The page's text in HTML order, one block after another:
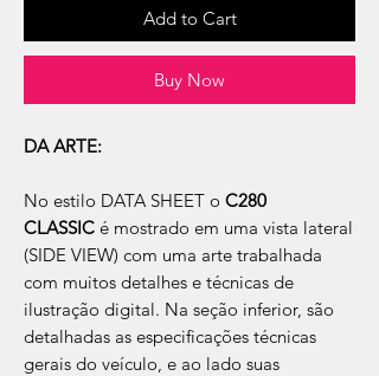
Add to Cart
Buy Now
DA ARTE:
No estilo DATA SHEET o C280
CLASSIC é mostrado em uma vista lateral
(SIDE VIEW) com uma arte trabalhada
com muitos detalhes e técnicas de
ilustração digital. Na seção inferior, são
detalhadas as especificações técnicas
gerais do veículo, e ao lado suas